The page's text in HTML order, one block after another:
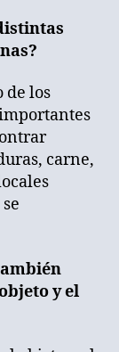
de los
carne,
y el